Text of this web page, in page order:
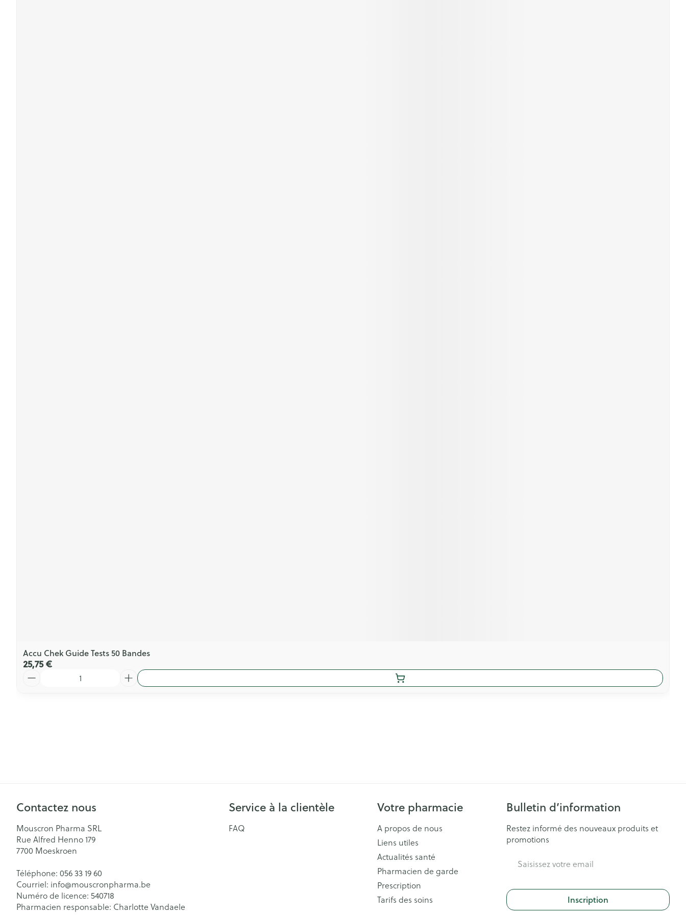
Accu Chek Guide Tests 50 Bandes
25,75 €
Contactez nous
Mouscron Pharma SRL
Rue Alfred Henno 179
7700 Moeskroen
Téléphone: 056 33 19 60
Courriel: info@mouscronpharma.be
Numéro de licence: 540718
Pharmacien responsable: Charlotte Vandaele
Service à la clientèle
FAQ
Votre pharmacie
A propos de nous
Liens utiles
Actualités santé
Pharmacien de garde
Prescription
Tarifs des soins
Bulletin d’information
Restez informé des nouveaux produits et
promotions
Inscription